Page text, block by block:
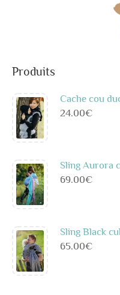
Produits
Cache cou
24.00€
Sling Aurora
69.00€
Sling Black
65.00€